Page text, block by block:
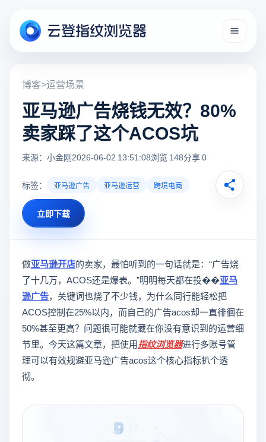
博客>运营场景
亚马逊广告烧钱无效？80%
卖家踩了这个ACOS坑
来源：小金刚2026-06-02 13:51:08浏览 148分享 0
标签： 亚马逊广告 亚马逊运营 跨境电商
立即下载
做亚马逊开店的卖家，最怕听到的一句话就是：“广告烧
了十几万，ACOS还是爆表。”明明每天都在投��亚马
逊广告，关键词也烧了不少钱，为什么同行能轻松把
ACOS控制在25%以内，而自己的广告acos却一直徘徊在
50%甚至更高？问题很可能就藏在你没有意识到的运营细
节里。今天这篇文章，把使用指纹浏览器进行多账号管
理可以有效规避亚马逊广告acos这个核心指标扒个透
彻。